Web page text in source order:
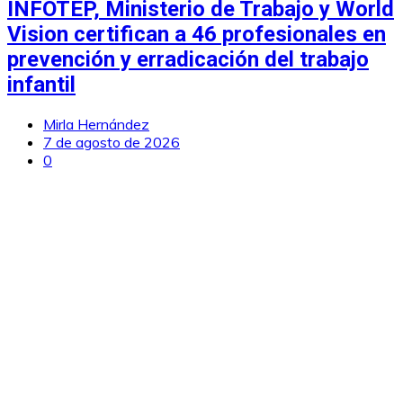
INFOTEP, Ministerio de Trabajo y World
Vision certifican a 46 profesionales en
prevención y erradicación del trabajo
infantil
Mirla Hernández
7 de agosto de 2026
0